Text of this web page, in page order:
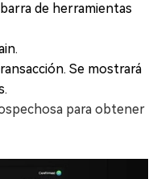
de herramientas
Se mostrará
para obtener